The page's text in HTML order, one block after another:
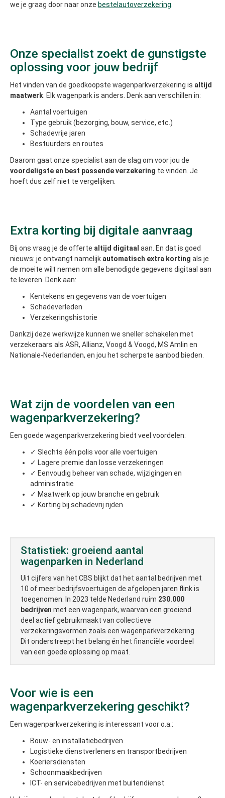
we je graag door naar onze bestelautoverzekering
Onze specialist zoekt de gunstigste
oplossing voor jouw bedrijf
Het vinden van de goedkoopste wagenparkverzekering is altijd
maatwerk . Elk wagenpark is anders. Denk aan verschillen in:
Aantal voertuigen
Type gebruik (bezorging, bouw, service, etc.)
Schadevrije jaren
Bestuurders en routes
Daarom gaat onze specialist aan de slag om voor jou de
voordeligste en best passende verzekering te vinden. Je
hoeft dus zelf niet te vergelijken.
Extra korting bij digitale aanvraag
Bij ons vraag je de offerte altijd digitaal aan. En dat is goed
nieuws: je ontvangt namelijk automatisch extra korting als je
de moeite wilt nemen om alle benodigde gegevens digitaal aan
te leveren. Denk aan:
Kentekens en gegevens van de voertuigen
Schadeverleden
Verzekeringshistorie
Dankzij deze werkwijze kunnen we sneller schakelen met
verzekeraars als ASR, Allianz, Voogd & Voogd, MS Amlin en
Nationale-Nederlanden, en jou het scherpste aanbod bieden.
Wat zijn de voordelen van een
wagenparkverzekering?
Een goede wagenparkverzekering biedt veel voordelen:
✓ Slechts één polis voor alle voertuigen
✓ Lagere premie dan losse verzekeringen
✓ Eenvoudig beheer van schade, wijzigingen en
administratie
✓ Maatwerk op jouw branche en gebruik
✓ Korting bij schadevrij rijden
Statistiek: groeiend aantal
wagenparken in Nederland
Uit cijfers van het CBS blijkt dat het aantal bedrijven met
10 of meer bedrijfsvoertuigen de afgelopen jaren flink is
toegenomen. In 2023 telde Nederland ruim 230.000
bedrijven met een wagenpark, waarvan een groeiend
deel actief gebruikmaakt van collectieve
verzekeringsvormen zoals een wagenparkverzekering.
Dit onderstreept het belang én het financiële voordeel
van een goede oplossing op maat.
Voor wie is een
wagenparkverzekering geschikt?
Een wagenparkverzekering is interessant voor o.a.:
Bouw- en installatiebedrijven
Logistieke dienstverleners en transportbedrijven
Koeriersdiensten
Schoonmaakbedrijven
ICT- en servicebedrijven met buitendienst